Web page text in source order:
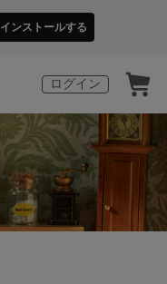
インストールする
ログイン